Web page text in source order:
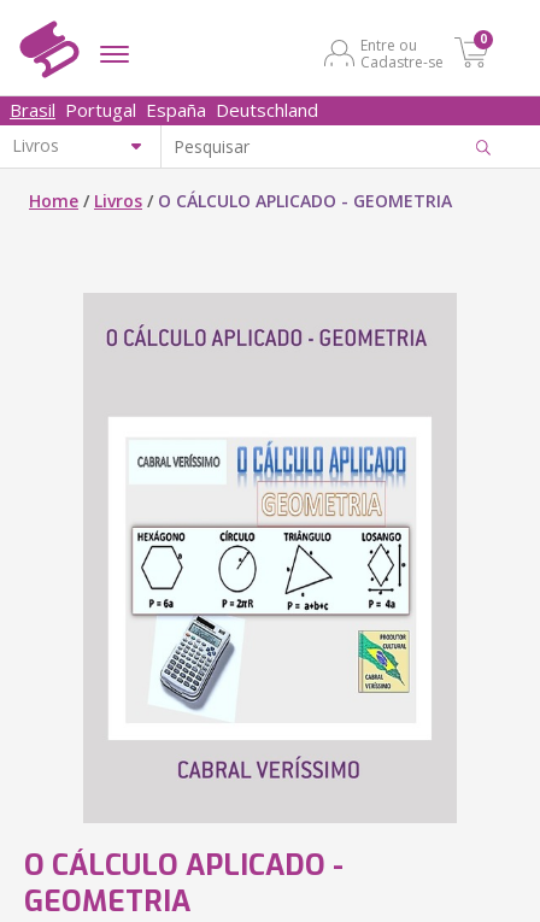
Entre ou
Cadastre-se
0
Brasil Portugal España Deutschland
Home / Livros / O CÁLCULO APLICADO - GEOMETRIA
O CÁLCULO APLICADO -
GEOMETRIA